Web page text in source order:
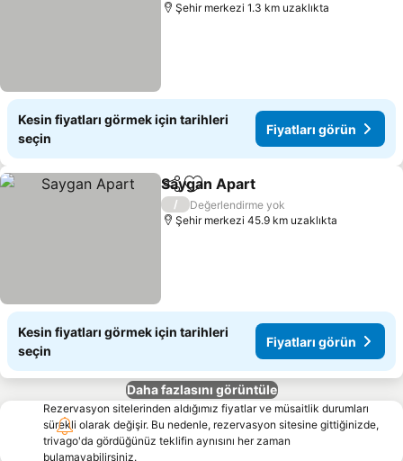
Şehir merkezi 1.3 km uzaklıkta
Kesin fiyatları görmek için tarihleri
seçin
Fiyatları görün
PaylaşFavorilerime ekle
Saygan Apart
/
Değerlendirme yok
Şehir merkezi 45.9 km uzaklıkta
Kesin fiyatları görmek için tarihleri
seçin
Fiyatları görün
Daha fazlasını görüntüle
Rezervasyon sitelerinden aldığımız fiyatlar ve müsaitlik durumları
sürekli olarak değişir. Bu nedenle, rezervasyon sitesine gittiğinizde,
trivago'da gördüğünüz teklifin aynısını her zaman
bulamayabilirsiniz.